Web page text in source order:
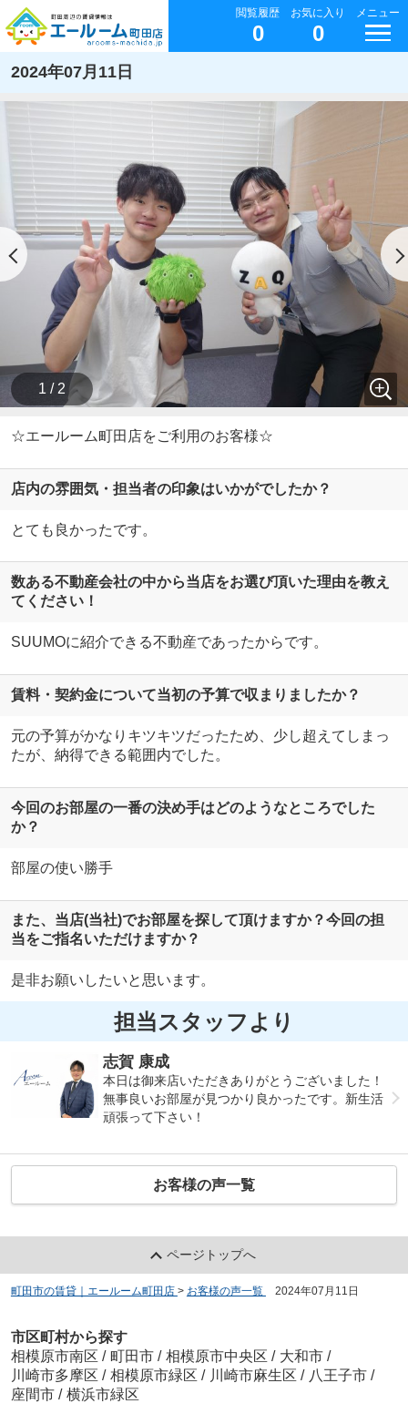
閲覧履歴
0
お気に入り
0
メニュー
2024年07月11日
1 / 2
☆エールーム町田店をご利用のお客様☆
店内の雰囲気・担当者の印象はいかがでしたか？
とても良かったです。
数ある不動産会社の中から当店をお選び頂いた理由を教え
てください！
SUUMOに紹介できる不動産であったからです。
賃料・契約金について当初の予算で収まりましたか？
元の予算がかなりキツキツだったため、少し超えてしまっ
たが、納得できる範囲内でした。
今回のお部屋の一番の決め手はどのようなところでした
か？
部屋の使い勝手
また、当店(当社)でお部屋を探して頂けますか？今回の担
当をご指名いただけますか？
是非お願いしたいと思います。
担当スタッフより
志賀 康成
本日は御来店いただきありがとうございました！
無事良いお部屋が見つかり良かったです。新生活
頑張って下さい！
お客様の声一覧
ページトップへ
町田市の賃貸｜エールーム町田店 > お客様の声一覧 2024年07月11日
市区町村から探す
相模原市南区 / 町田市 / 相模原市中央区 / 大和市 /
川崎市多摩区 / 相模原市緑区 / 川崎市麻生区 / 八王子市 /
座間市 / 横浜市緑区